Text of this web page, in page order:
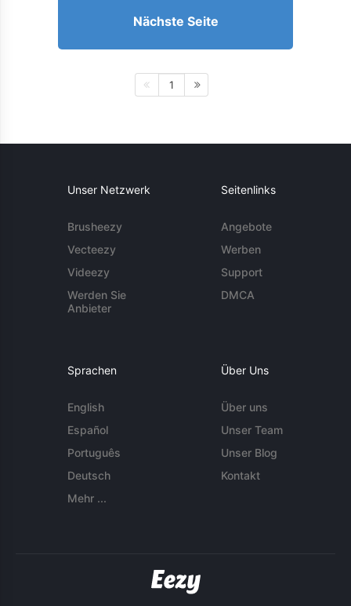
Nächste Seite
1
Unser Netzwerk
Brusheezy
Vecteezy
Videezy
Werden Sie
Anbieter
Seitenlinks
Angebote
Werben
Support
DMCA
Sprachen
English
Español
Português
Deutsch
Mehr ...
Über Uns
Über uns
Unser Team
Unser Blog
Kontakt